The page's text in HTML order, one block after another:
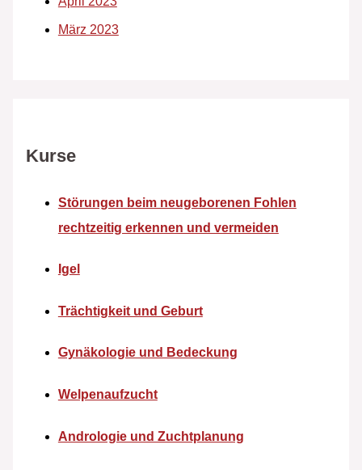
März 2023
Kurse
Störungen beim neugeborenen Fohlen
rechtzeitig erkennen und vermeiden
Igel
Trächtigkeit und Geburt
Gynäkologie und Bedeckung
Welpenaufzucht
Andrologie und Zuchtplanung